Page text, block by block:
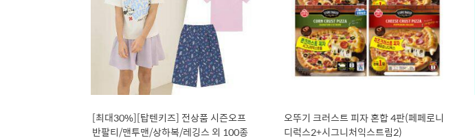
[최대30%][탑텐키즈] 전상품 시즌오프
반팔티/맨투맨/상하복/레깅스 외 100종
오뚜기 크러스트 피자 혼합 4판(페페로니
디럭스2+시그니처익스트림2)